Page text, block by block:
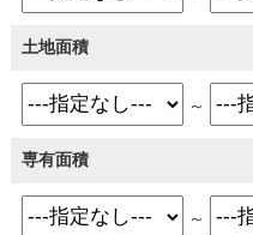
土地面積
～
専有面積
～